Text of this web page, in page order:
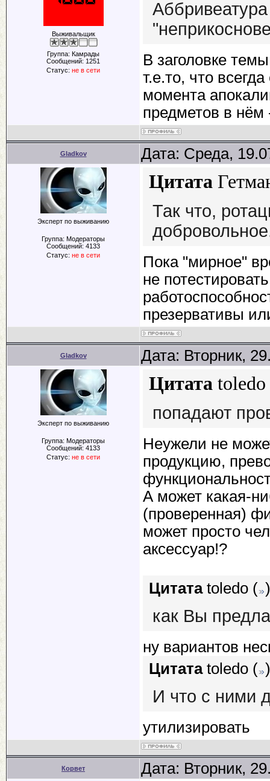
Выживальщик
Группа: Камрады
Сообщений: 1251
Статус: не в сети
В заголовке
т.е.то, что
момента
предметов в нём
Gladkov Дата: Среда,
Эксперт по выживанию
Группа: Модераторы
Сообщений: 4133
Статус: не в сети
Цитата
Так что,
Пока "мирное"
не
презервативы
Gladkov Дата: Вторник,
Эксперт по выживанию
Группа: Модераторы
Сообщений: 4133
Статус: не в сети
Цитата toledo
попадают
Неужели не
продукцию,
А может какая-
(проверенная)
может просто
аксессуар!?
Цитата toledo ( )
как Вы
ну вариантов
Цитата toledo ( )
И что с ними
утилизировать
Корвет Дата: Вторник,